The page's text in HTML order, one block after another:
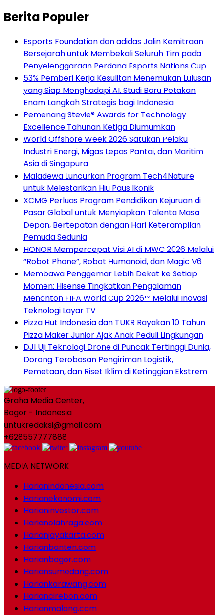
Berita Populer
Esports Foundation dan adidas Jalin Kemitraan
Bersejarah untuk Membekali Seluruh Tim pada
Penyelenggaraan Perdana Esports Nations Cup
53% Pemberi Kerja Kesulitan Menemukan Lulusan
yang Siap Menghadapi AI. Studi Baru Petakan
Enam Langkah Strategis bagi Indonesia
Pemenang Stevie® Awards for Technology
Excellence Tahunan Ketiga Diumumkan
World Offshore Week 2026 Satukan Pelaku
Industri Energi, Migas Lepas Pantai, dan Maritim
Asia di Singapura
Maladewa Luncurkan Program Tech4Nature
untuk Melestarikan Hiu Paus Ikonik
XCMG Perluas Program Pendidikan Kejuruan di
Pasar Global untuk Menyiapkan Talenta Masa
Depan, Bertepatan dengan Hari Keterampilan
Pemuda Sedunia
HONOR Mempercepat Visi AI di MWC 2026 Melalui
“Robot Phone”, Robot Humanoid, dan Magic V6
Membawa Penggemar Lebih Dekat ke Setiap
Momen: Hisense Tingkatkan Pengalaman
Menonton FIFA World Cup 2026™ Melalui Inovasi
Teknologi Layar TV
Pizza Hut Indonesia dan TUKR Rayakan 10 Tahun
Pizza Maker Junior Ajak Anak Peduli Lingkungan
DJI Uji Teknologi Drone di Puncak Tertinggi Dunia,
Dorong Terobosan Pengiriman Logistik,
Pemetaan, dan Riset Iklim di Ketinggian Ekstrem
Graha Media Center,
Bogor - Indonesia
untukredaksi@gmail.com
+628557777888
MEDIA NETWORK
Harianindonesia.com
Harianekonomi.com
Harianinvestor.com
Harianolahraga.com
Harianjayakarta.com
Harianbanten.com
Harianbogor.com
Hariansumedang.com
Hariankarawang.com
Hariancirebon.com
Harianmalang.com